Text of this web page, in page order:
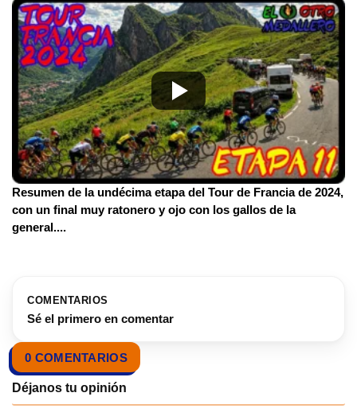
Resumen de la undécima etapa del Tour de Francia de 2024,
con un final muy ratonero y ojo con los gallos de la
general....
COMENTARIOS
Sé el primero en comentar
0 COMENTARIOS